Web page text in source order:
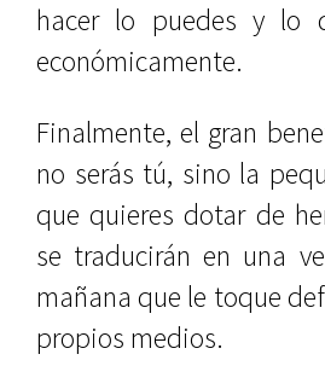
hacer lo puedes y lo
económicamente.
Finalmente, el gran
no serás tú, sino la
que quieres dotar de
se traducirán en una
mañana que le toque
propios medios.